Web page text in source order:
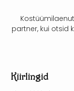
partner, kui otsid
Kiirlingid